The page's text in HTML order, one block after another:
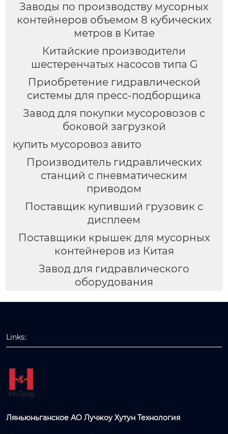
Заводы по производству мусорных
контейнеров объемом 8 кубических
метров в Китае
Китайские производители
шестеренчатых насосов типа G
Приобретение гидравлической
системы для пресс-подборщика
Завод для покупки мусоровозов с
боковой загрузкой
купить мусоровоз авито
Производитель гидравлических
станций с пневматическим
приводом
Поставщик купивший грузовик с
дисплеем
Поставщики крышек для мусорных
контейнеров из Китая
Завод для гидравлического
оборудования
Links:
Ляньюньганское АО Лучжоу Хутун Технология